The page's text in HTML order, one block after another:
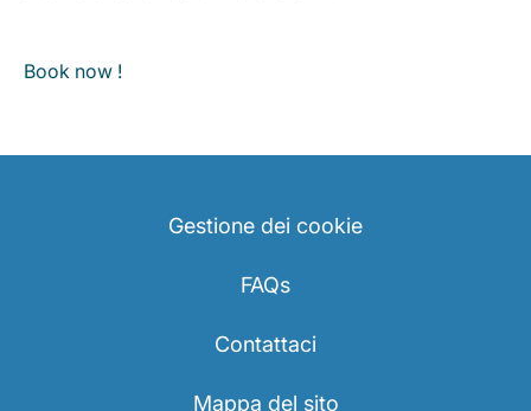
Book now !
Gestione dei cookie
FAQs
Contattaci
Mappa del sito